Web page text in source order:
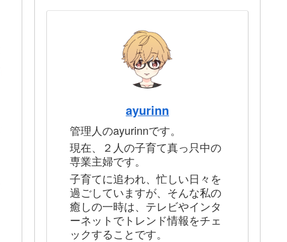
ayurinn
管理人のayurinnです。
現在、２人の子育て真っ只中の
専業主婦です。
子育てに追われ、忙しい日々を
過ごしていますが、そんな私の
癒しの一時は、テレビやインタ
ーネットでトレンド情報をチェ
ックすることです。